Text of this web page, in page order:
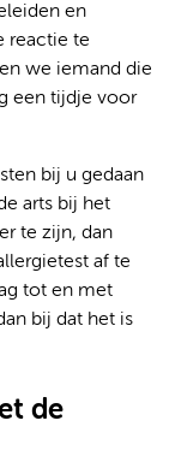
en
reactie te
we iemand die
een tijdje voor
bij u gedaan
arts bij het
te zijn, dan
af te
tot en met
bij dat het is
de